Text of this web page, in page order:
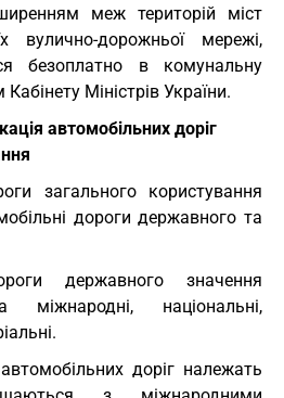
меж територій міст
вулично-дорожньої мережі,
безоплатно в комунальну
Міністрів України.
автомобільних доріг
загального користування
дороги державного та
державного значення
міжнародні, національні,
доріг належать